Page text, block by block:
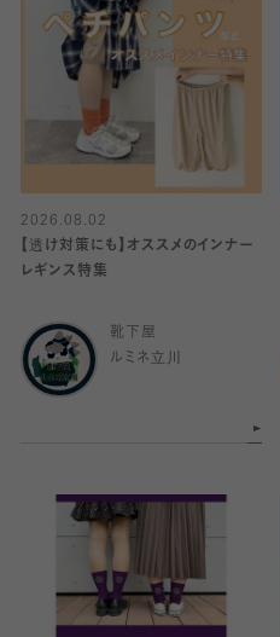
2026.08.02
【透け対策にも】オススメのインナー
レギンス特集
靴下屋
ルミネ立川